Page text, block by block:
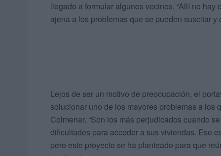
llegado a formular algunos vecinos. “Allí no
ajena a los problemas que se pueden suscitar y
Lejos de ser un motivo de preocupación, el
solucionar uno de los mayores problemas a los
Colmenar. “Son los más perjudicados cuando
dificultades para acceder a sus viviendas. Ese
pero este proyecto se ha planteado para que